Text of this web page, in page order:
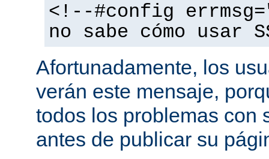
<!--#config
no sabe cómo usar
Afortunadamente, los
verán este mensaje,
todos los problemas con
antes de publicar su